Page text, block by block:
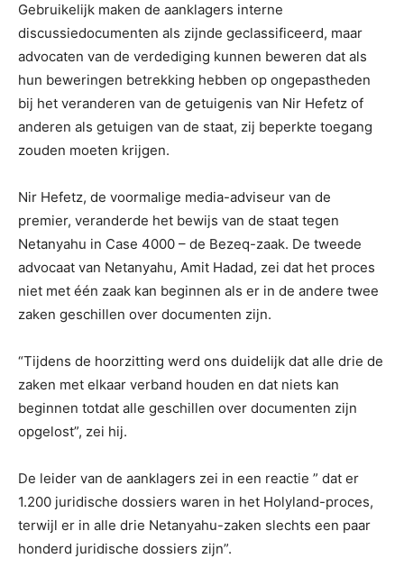
Gebruikelijk maken de aanklagers interne
discussiedocumenten als zijnde geclassificeerd, maar
advocaten van de verdediging kunnen beweren dat als
hun beweringen betrekking hebben op ongepastheden
bij het veranderen van de getuigenis van Nir Hefetz of
anderen als getuigen van de staat, zij beperkte toegang
zouden moeten krijgen.
Nir Hefetz, de voormalige media-adviseur van de
premier, veranderde het bewijs van de staat tegen
Netanyahu in Case 4000 – de Bezeq-zaak. De tweede
advocaat van Netanyahu, Amit Hadad, zei dat het proces
niet met één zaak kan beginnen als er in de andere twee
zaken geschillen over documenten zijn.
“Tijdens de hoorzitting werd ons duidelijk dat alle drie de
zaken met elkaar verband houden en dat niets kan
beginnen totdat alle geschillen over documenten zijn
opgelost”, zei hij.
De leider van de aanklagers zei in een reactie ” dat er
1.200 juridische dossiers waren in het Holyland-proces,
terwijl er in alle drie Netanyahu-zaken slechts een paar
honderd juridische dossiers zijn”.